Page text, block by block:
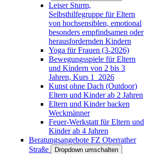
Leiser Sturm,
Selbsthilfegruppe für Eltern
von hochsensiblen, emotional
besonders empfindsamen oder
herausfordernden Kindern
Yoga für Frauen (3-2026)
Bewegungsspiele für Eltern
und Kindern von 2 bis 3
Jahren, Kurs 1_2026
Kunst ohne Dach (Outdoor)
Eltern und Kinder ab 2 Jahren
Eltern und Kinder backen
Weckmänner
Feuer-Werkstatt für Eltern und
Kinder ab 4 Jahren
Beratungsangebote FZ Oberrather
Straße
Dropdown umschalten